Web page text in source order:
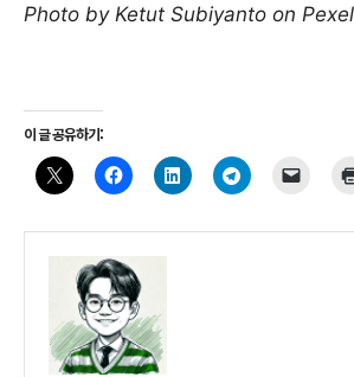
Photo by Ketut Subiyanto on
이 글 공유하기: